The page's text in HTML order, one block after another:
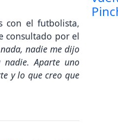
con el futbolista,
consultado por el
nadie me dijo
Aparte uno
y lo que creo que